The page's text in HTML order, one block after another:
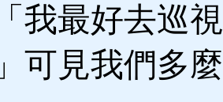
我最好去巡
可見我們多